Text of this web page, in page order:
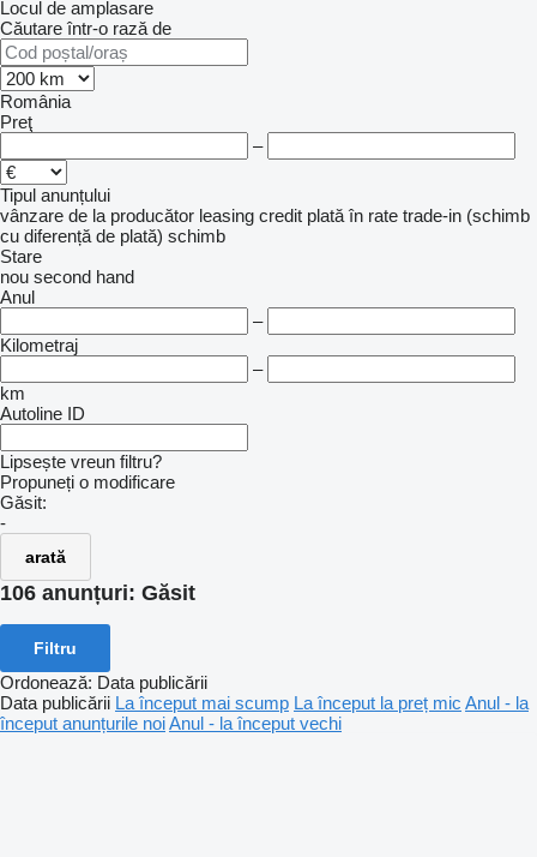
Locul de amplasare
Căutare într-o rază de
România
Preţ
–
Tipul anunțului
vânzare de la producător leasing credit plată în rate trade-in (schimb
cu diferență de plată) schimb
Stare
nou second hand
Anul
–
Kilometraj
–
km
Autoline ID
Lipsește vreun filtru?
Propuneți o modificare
Găsit:
-
arată
106 anunțuri: Găsit
Filtru
Ordonează: Data publicării
Data publicării La început mai scump La început la preț mic Anul - la
început anunțurile noiAnul - la început vechi